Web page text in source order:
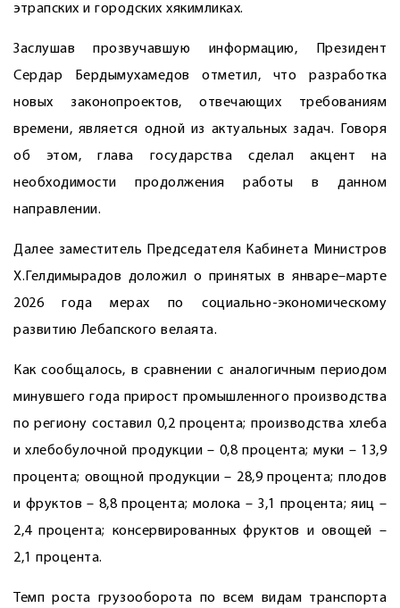
этрапских и городских хякимликах.
Заслушав прозвучавшую информацию, Президент
Сердар Бердымухамедов отметил, что разработка
новых законопроектов, отвечающих требованиям
времени, является одной из актуальных задач. Говоря
об этом, глава государства сделал акцент на
необходимости продолжения работы в данном
направлении.
Далее заместитель Председателя Кабинета Министров
Х.Гелдимырадов доложил о принятых в январе–марте
2026 года мерах по социально-экономическому
развитию Лебапского велаята.
Как сообщалось, в сравнении с аналогичным периодом
минувшего года прирост промышленного производства
по региону составил 0,2 процента; производства хлеба
и хлебобулочной продукции – 0,8 процента; муки – 13,9
процента; овощной продукции – 28,9 процента; плодов
и фруктов – 8,8 процента; молока – 3,1 процента; яиц –
2,4 процента; консервированных фруктов и овощей –
2,1 процента.
Темп роста грузооборота по всем видам транспорта